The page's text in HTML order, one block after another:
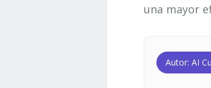
una mayor
Autor: AI